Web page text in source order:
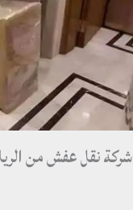
شركة نقل عفش من